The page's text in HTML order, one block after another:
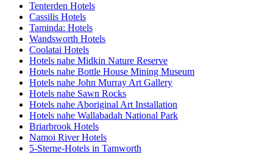
Tenterden Hotels
Cassilis Hotels
Taminda: Hotels
Wandsworth Hotels
Coolatai Hotels
Hotels nahe Midkin Nature Reserve
Hotels nahe Bottle House Mining Museum
Hotels nahe John Murray Art Gallery
Hotels nahe Sawn Rocks
Hotels nahe Aboriginal Art Installation
Hotels nahe Wallabadah National Park
Briarbrook Hotels
Namoi River Hotels
5-Sterne-Hotels in Tamworth